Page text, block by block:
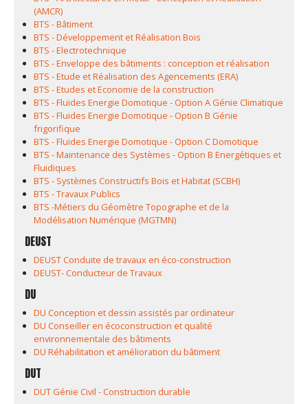
(AMCR)
BTS - Bâtiment
BTS - Développement et Réalisation Bois
BTS - Electrotechnique
BTS - Enveloppe des bâtiments : conception et réalisation
BTS - Etude et Réalisation des Agencements (ERA)
BTS - Etudes et Economie de la construction
BTS - Fluides Energie Domotique - Option A Génie Climatique
BTS - Fluides Energie Domotique - Option B Génie
frigorifique
BTS - Fluides Energie Domotique - Option C Domotique
BTS - Maintenance des Systèmes - Option B Energétiques et
Fluidiques
BTS - Systèmes Constructifs Bois et Habitat (SCBH)
BTS - Travaux Publics
BTS -Métiers du Géomètre Topographe et de la
Modélisation Numérique (MGTMN)
DEUST
DEUST Conduite de travaux en éco-construction
DEUST- Conducteur de Travaux
DU
DU Conception et dessin assistés par ordinateur
DU Conseiller en écoconstruction et qualité
environnementale des bâtiments
DU Réhabilitation et amélioration du bâtiment
DUT
DUT Génie Civil - Construction durable